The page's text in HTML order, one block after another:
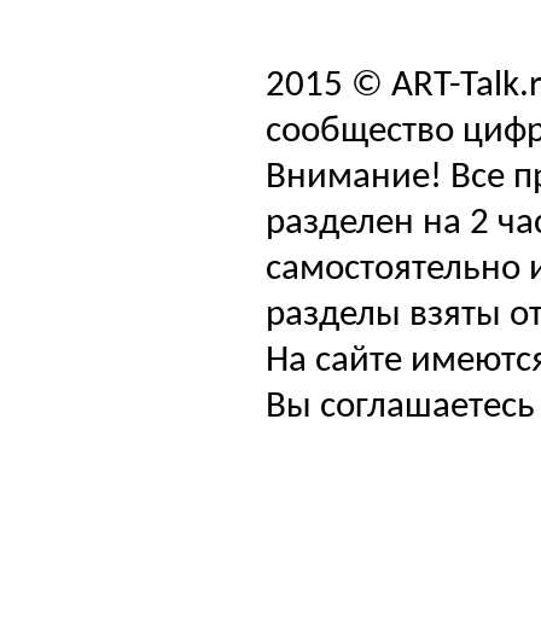
2015 © ART-
сообщество
Внимание! Все
разделен на 2
самостоятельно
разделы взяты
На сайте
Вы